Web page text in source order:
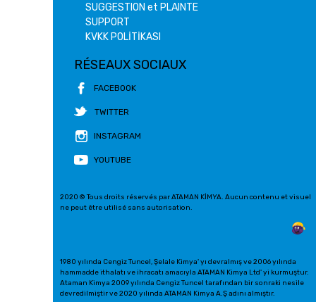
SUGGESTION et PLAINTE
SUPPORT
KVKK POLİTİKASI
RÉSEAUX SOCIAUX
FACEBOOK
TWITTER
INSTAGRAM
YOUTUBE
2020 © Tous droits réservés par ATAMAN KİMYA. Aucun contenu et visuel
ne peut être utilisé sans autorisation.
1980 yılında Cengiz Tuncel, Şelale Kimya' yı devralmış ve 2006 yılında
hammadde ithalatı ve ihracatı amacıyla ATAMAN Kimya Ltd' yi kurmuştur.
Ataman Kimya 2009 yılında Cengiz Tuncel tarafından bir sonraki nesile
devredilmiştir ve 2020 yılında ATAMAN Kimya A.Ş adını almıştır.